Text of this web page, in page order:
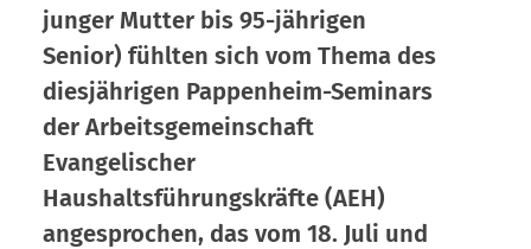
junger Mutter bis 95-jährigen
Senior) fühlten sich vom Thema des
diesjährigen Pappenheim-Seminars
der Arbeitsgemeinschaft
Evangelischer
Haushaltsführungskräfte (AEH)
angesprochen, das vom 18. Juli und